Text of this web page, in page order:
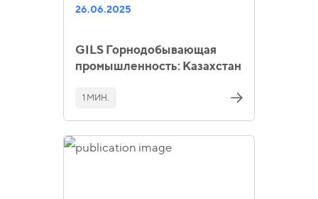
26.06.2025
GILS Горнодобывающая
промышленность: Казахстан
1 МИН.